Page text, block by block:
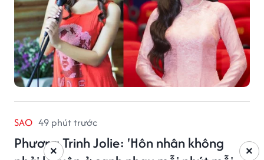
SAO 49 phút trước
Phương Trinh Jolie: 'Hôn nhân không
×
×